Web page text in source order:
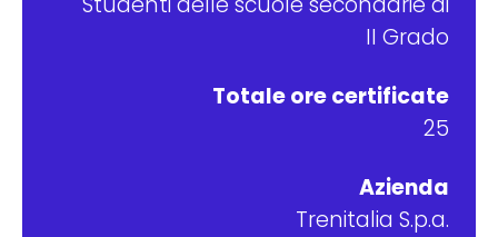
II Grado
Totale ore certificate
25
Azienda
Trenitalia S.p.a.